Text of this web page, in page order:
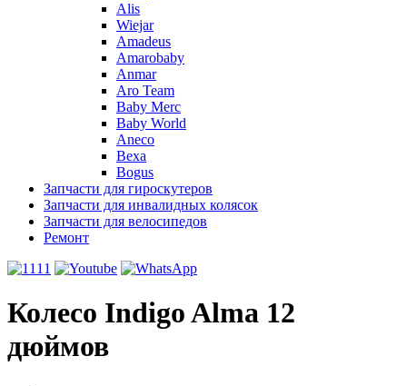
Alis
Wiejar
Amadeus
Amarobaby
Anmar
Aro Team
Baby Merc
Baby World
Aneco
Bexa
Bogus
Запчасти для гироскутеров
Запчасти для инвалидных колясок
Запчасти для велосипедов
Ремонт
Колесо Indigo Alma 12
дюймов